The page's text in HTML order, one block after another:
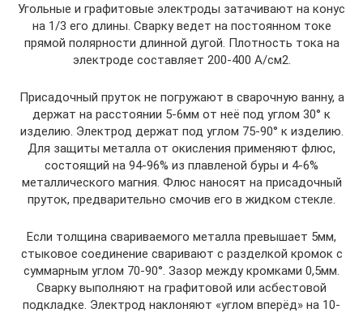
Угольные и графитовые электроды затачивают на конус
на 1/3 его длины. Сварку ведет на постоянном токе
прямой полярности длинной дугой. Плотность тока на
электроде составляет 200-400 А/см2.
Присадочный пруток не погружают в сварочную ванну, а
держат на расстоянии 5-6мм от неё под углом 30° к
изделию. Электрод держат под углом 75-90° к изделию.
Для защиты металла от окисления применяют флюс,
состоящий на 94-96% из плавленой буры и 4-6%
металлического магния. Флюс наносят на присадочный
пруток, предварительно смочив его в жидком стекле.
Если толщина свариваемого металла превышает 5мм,
стыковое соединение сваривают с разделкой кромок с
суммарным углом 70-90°. Зазор между кромками 0,5мм.
Сварку выполняют на графитовой или асбестовой
подкладке. Электрод наклоняют «углом вперёд» на 10-